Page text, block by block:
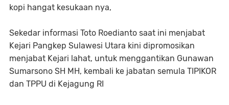
kopi hangat kesukaan nya,
Sekedar informasi Toto Roedianto saat ini menjabat
Kejari Pangkep Sulawesi Utara kini dipromosikan
menjabat Kejari lahat, untuk menggantikan Gunawan
Sumarsono SH MH, kembali ke jabatan semula TIPIKOR
dan TPPU di Kejagung RI